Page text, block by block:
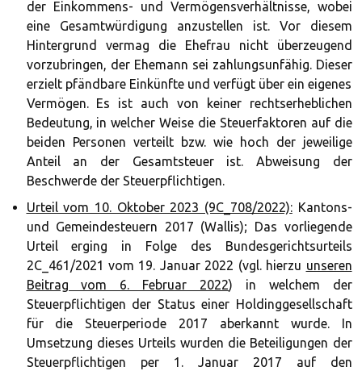
der Einkommens- und Vermögensverhältnisse, wobei
eine Gesamtwürdigung anzustellen ist. Vor diesem
Hintergrund vermag die Ehefrau nicht überzeugend
vorzubringen, der Ehemann sei zahlungsunfähig. Dieser
erzielt pfändbare Einkünfte und verfügt über ein eigenes
Vermögen. Es ist auch von keiner rechtserheblichen
Bedeutung, in welcher Weise die Steuerfaktoren auf die
beiden Personen verteilt bzw. wie hoch der jeweilige
Anteil an der Gesamtsteuer ist. Abweisung der
Beschwerde der Steuerpflichtigen.
Urteil vom 10. Oktober 2023 (9C_708/2022):Kantons-
und Gemeindesteuern 2017 (Wallis); Das vorliegende
Urteil erging in Folge des Bundesgerichtsurteils
2C_461/2021 vom 19. Januar 2022 (vgl. hierzu unseren
Beitrag vom 6. Februar 2022) in welchem der
Steuerpflichtigen der Status einer Holdinggesellschaft
für die Steuerperiode 2017 aberkannt wurde. In
Umsetzung dieses Urteils wurden die Beteiligungen der
Steuerpflichtigen per 1. Januar 2017 auf den